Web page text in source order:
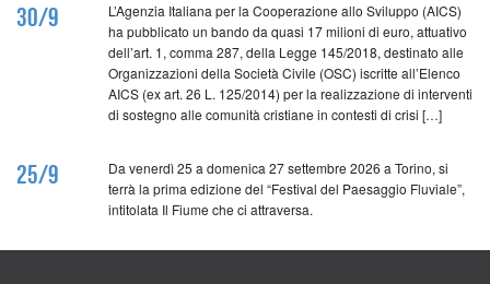
30/9
L’Agenzia Italiana per la Cooperazione allo Sviluppo (AICS)
ha pubblicato un bando da quasi 17 milioni di euro, attuativo
dell’art. 1, comma 287, della Legge 145/2018, destinato alle
Organizzazioni della Società Civile (OSC) iscritte all’Elenco
AICS (ex art. 26 L. 125/2014) per la realizzazione di interventi
di sostegno alle comunità cristiane in contesti di crisi […]
25/9
Da venerdì 25 a domenica 27 settembre 2026 a Torino, si
terrà la prima edizione del “Festival del Paesaggio Fluviale”,
intitolata Il Fiume che ci attraversa.